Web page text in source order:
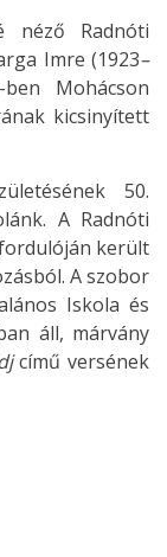
néző Radnóti
Imre (1923–
Mohácson
kicsinyített
50.
A Radnóti
került
A szobor
Iskola és
áll, márvány
című versének